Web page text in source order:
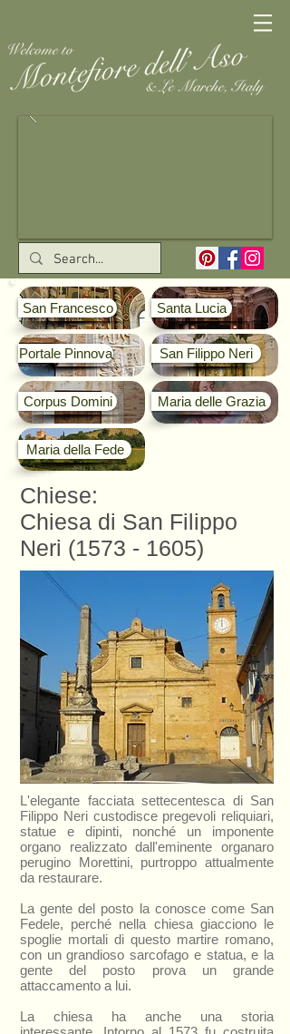
San Francesco
Portale Pinnova
Corpus Domini
Santa Lucia
San Filippo Neri
Maria delle Grazia
Maria della Fede
Chiese:
Chiesa di San Filippo
Neri (1573 - 1605)
L'elegante facciata settecentesca di San
Filippo Neri custodisce pregevoli reliquiari,
statue e dipinti, nonché un imponente
organo realizzato dall'eminente organaro
perugino Morettini, purtroppo attualmente
da restaurare.
La gente del posto la conosce come San
Fedele, perché nella chiesa giacciono le
spoglie mortali di questo martire romano,
con un grandioso sarcofago e statua, e la
gente del posto prova un grande
attaccamento a lui.
La chiesa ha anche una storia